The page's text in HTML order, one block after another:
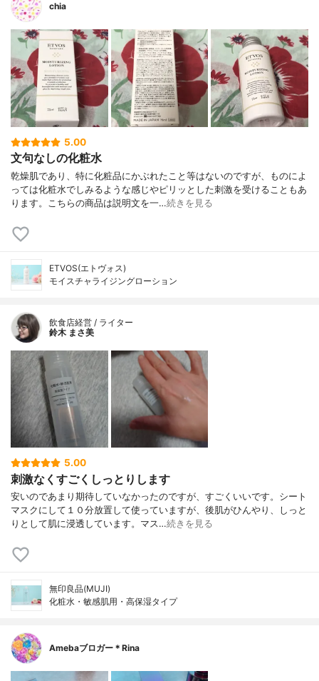
chia
5.00
文句なしの化粧水
乾燥肌であり、特に化粧品にかぶれたこと等はないのですが、ものによ
っては化粧水でしみるような感じやピリッとした刺激を受けることもあ
ります。こちらの商品は説明文を一…続きを見る
ETVOS(エトヴォス)
モイスチャライジングローション
飲食店経営 / ライター
鈴木 まさ美
5.00
刺激なくすごくしっとりします
安いのであまり期待していなかったのですが、すごくいいです。シート
マスクにして１０分放置して使っていますが、後肌がひんやり、しっと
りとして肌に浸透しています。マス…続きを見る
無印良品(MUJI)
化粧水・敏感肌用・高保湿タイプ
Amebaブロガー＊Rina